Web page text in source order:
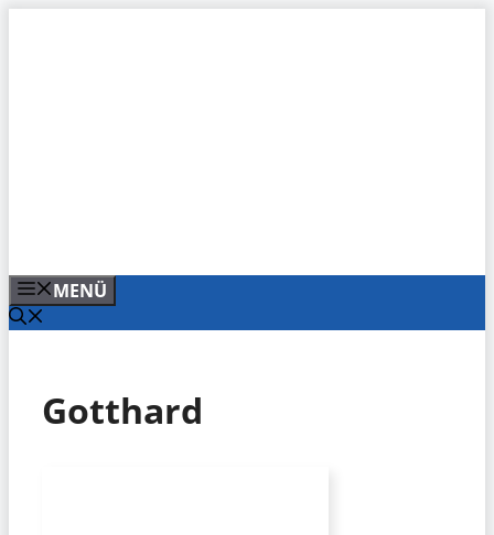
MENÜ
Gotthard